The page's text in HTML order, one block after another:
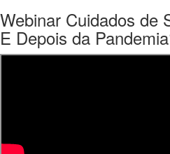
Webinar Cuidados de
E Depois da